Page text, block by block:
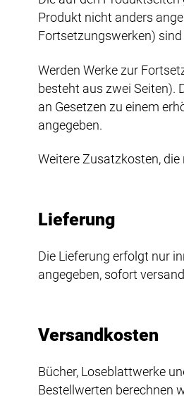
Produkt nicht anders
Fortsetzungswerken)
Werden Werke zur
besteht aus zwei Seiten).
an Gesetzen zu einem
angegeben.
Weitere Zusatzkosten,
Lieferung
Die Lieferung erfolgt nur
angegeben, sofort
Versandkosten
Bücher, Loseblattwerke
Bestellwerten berechnen